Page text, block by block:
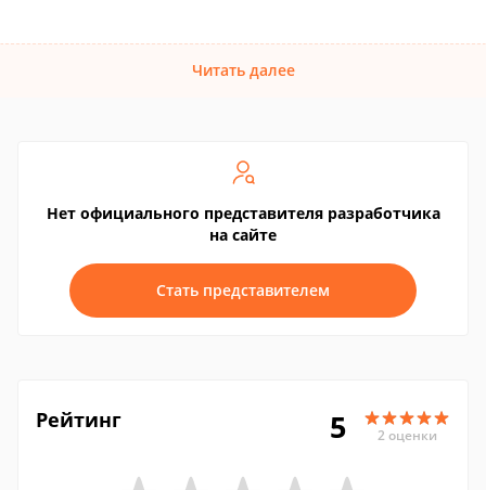
Читать далее
Нет официального представителя разработчика
на сайте
Стать представителем
Рейтинг 5 2 оценки